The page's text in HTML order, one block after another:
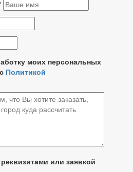
моих персональных
Политикой
или заявкой